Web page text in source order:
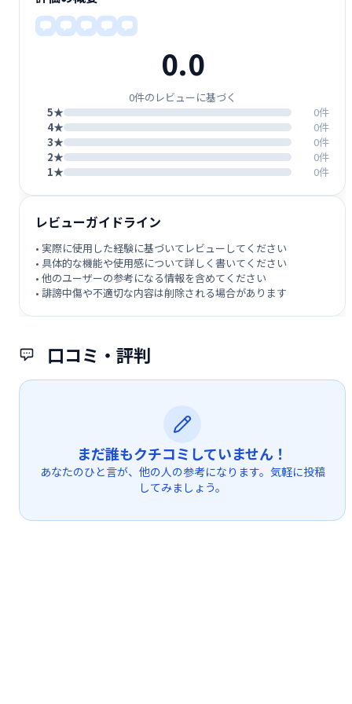
口コミ・評判
まだ誰もクチコミしていません！
あなたのひと言が、他の人の参考になります。気軽に投稿
してみましょう。
0.0
0件のレビューに基づく
5★
0件
4★
0件
3★
0件
2★
0件
1★
0件
レビューガイドライン
• 実際に使用した経験に基づいてレビューしてください
• 具体的な機能や使用感について詳しく書いてください
• 他のユーザーの参考になる情報を含めてください
• 誹謗中傷や不適切な内容は削除される場合があります